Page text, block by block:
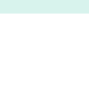
Helse